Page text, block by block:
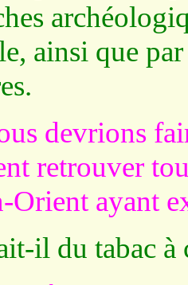
ainsi que
devrions
retrouver
Orient ayant
il du tabac à